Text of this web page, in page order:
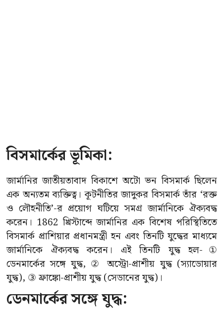
বিসমার্কের ভূমিকা:
জার্মানির জাতীয়তাবাদ বিকাশে অটো ভন বিসমার্ক ছিলেন
এক অন্যতম ব্যক্তিত্ব। কূটনীতির জাদুকর বিসমার্ক তাঁর ‘রক্ত
ও লৌহনীতি’-র প্রয়োগ ঘটিয়ে সমগ্র জার্মানিকে ঐক্যবদ্ধ
করেন। 1862 খ্রিস্টাব্দে জার্মানির এক বিশেষ পরিস্থিতিতে
বিসমার্ক প্রাশিয়ার প্রধানমন্ত্রী হন এবং তিনটি যুদ্ধের মাধ্যমে
জার্মানিকে ঐক্যবদ্ধ করেন। এই তিনটি যুদ্ধ হল-①
ডেনমার্কের সঙ্গে যুদ্ধ, ② অস্ট্রো-প্রাশীয় যুদ্ধ (স্যাডোয়ার
যুদ্ধ), ③ ফ্রাঙ্কো-প্রাশীয় যুদ্ধ (সেডানের যুদ্ধ)।
ডেনমার্কের সঙ্গে যুদ্ধ: